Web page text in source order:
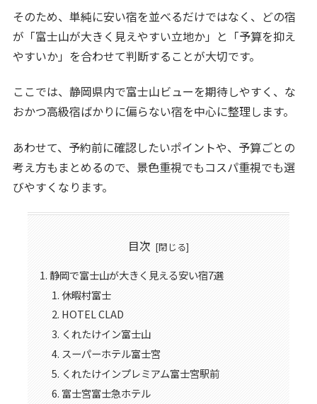
そのため、単純に安い宿を並べるだけではなく、どの宿
が「富士山が大きく見えやすい立地か」と「予算を抑え
やすいか」を合わせて判断することが大切です。
ここでは、静岡県内で富士山ビューを期待しやすく、な
おかつ高級宿ばかりに偏らない宿を中心に整理します。
あわせて、予約前に確認したいポイントや、予算ごとの
考え方もまとめるので、景色重視でもコスパ重視でも選
びやすくなります。
目次
静岡で富士山が大きく見える安い宿7選
休暇村富士
HOTEL CLAD
くれたけイン富士山
スーパーホテル富士宮
くれたけインプレミアム富士宮駅前
富士宮富士急ホテル